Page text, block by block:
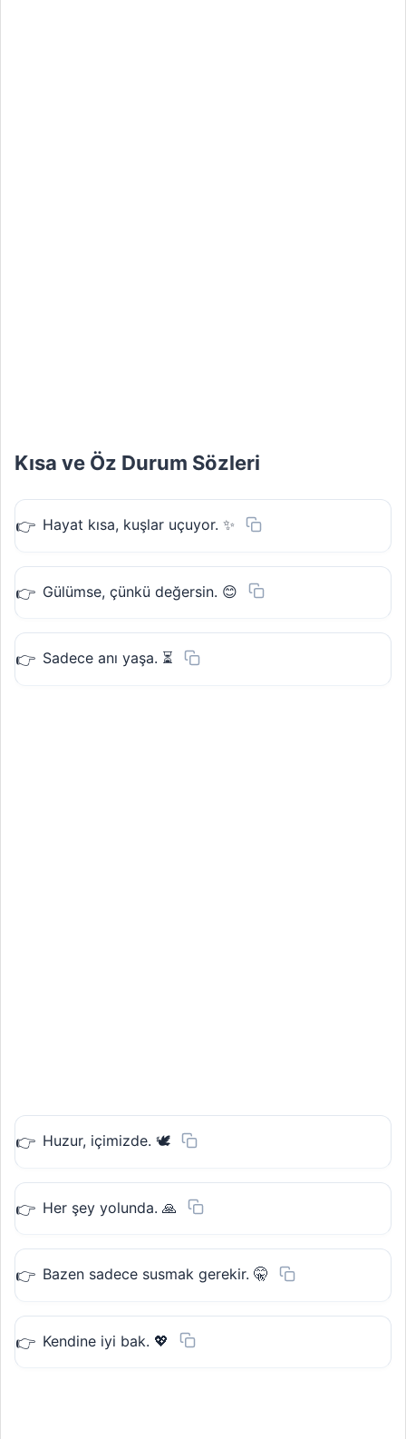
Kısa ve Öz Durum Sözleri
Hayat kısa, kuşlar uçuyor. ✨
Gülümse, çünkü değersin. 😊
Sadece anı yaşa. ⏳
Huzur, içimizde. 🕊️
Her şey yolunda. 🙏
Bazen sadece susmak gerekir. 🤫
Kendine iyi bak. 💖